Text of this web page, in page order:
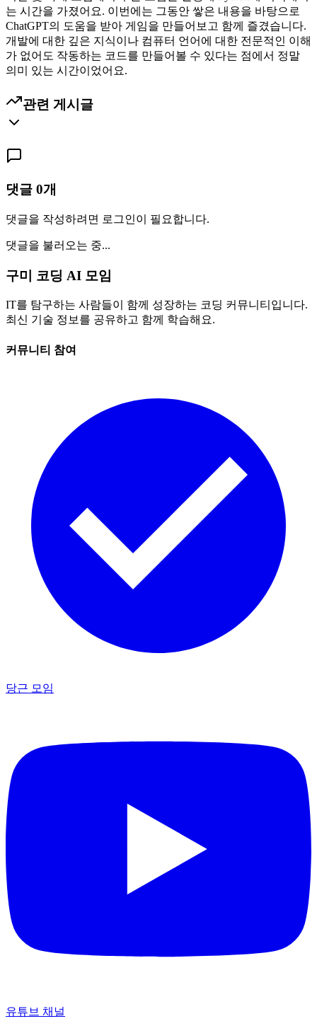
는 시간을 가졌어요. 이번에는 그동안 쌓은 내용을 바탕으로
ChatGPT의 도움을 받아 게임을 만들어보고 함께 즐겼습니다.
개발에 대한 깊은 지식이나 컴퓨터 언어에 대한 전문적인 이해
가 없어도 작동하는 코드를 만들어볼 수 있다는 점에서 정말
의미 있는 시간이었어요.
관련 게시글
댓글 0개
댓글을 작성하려면 로그인이 필요합니다.
댓글을 불러오는 중...
구미 코딩 AI 모임
IT를 탐구하는 사람들이 함께 성장하는 코딩 커뮤니티입니다.
최신 기술 정보를 공유하고 함께 학습해요.
커뮤니티 참여
당근 모임
유튜브 채널